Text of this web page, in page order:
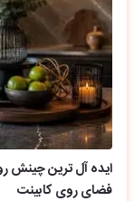
ایده آل ترین چینش
فضای روی کابینت